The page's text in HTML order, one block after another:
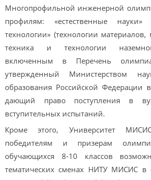
Многопрофильной инженерной
профилям: «естественные
технологии» (технологии
техника и технологии
включенным в Перечень
утвержденный Министерством
образования Российской Федерации
дающий право поступления в
вступительных испытаний.
Кроме этого, Университет МИСИС
победителям и призерам
обучающихся 8-10 классов
тематических сменах НИТУ МИСИС в